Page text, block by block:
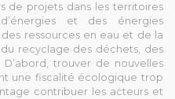
de projets dans les territoires
et des énergies
ressources en eau et de la
recyclage des déchets, des
trouver de nouvelles
une fiscalité écologique trop
contribuer les acteurs et